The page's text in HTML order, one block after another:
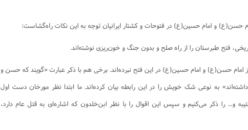
حسن(ع) و امام حسین(ع) در فتوحات و کشتار ایرانیان توجه به این نکات راه‌گشاست:
فتح طبرستان را از راه صلح و بدون جنگ و خون‌ریزی نوشته‌اند.
از امام حسن(ع) و امام حسین(ع) در این فتح نبرده‌اند. برخی هم با ذکر عبارت «گویند که حسن و
به نوعی شک خویش را در این رابطه بیان کرده‌اند. ما ابتدا نظر مورخان دست اول
و... را ذکر می‌کنیم و سپس این اقوال را با نظر ابن‌خلدون که اشاره‌ای به قتل عام دارد،